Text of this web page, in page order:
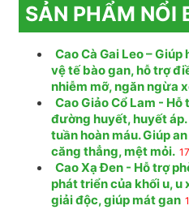
SẢN PHẨM NỔI
Cao Cà Gai Leo –
vệ tế bào gan, hỗ trợ
nhiễm mỡ, ngăn ngừa
Cao Giảo Cổ Lam -
đường huyết, huyết
tuần hoàn máu. Giúp
căng thẳng, mệt mỏi.
Cao Xạ Đen - Hỗ trợ
phát triển của khối u, u
giải độc, giúp mát gan